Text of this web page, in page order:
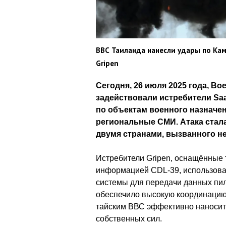
ВВС Таиланда нанесли удары по
Gripen
Сегодня, 26 июля 2025 года,
задействовали истребители
по объектам военного
региональные СМИ. Атака
двумя странами, вызванного
Истребители Gripen, оснащённые
информацией CDL-39,
системы для передачи данных
обеспечило высокую
тайским ВВС эффективно
собственных сил.